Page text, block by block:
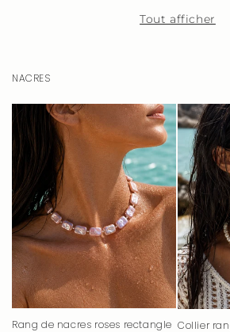
Tout afficher
NACRES
Rang de nacres roses rectangle Collier